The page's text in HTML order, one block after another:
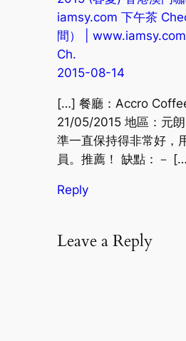
iamsy.com 下午茶
間） |
Ch.
2015-08-14
[…] 餐廳：Accro
21/05/2015 地區：元
準一直保持得非常好，
員。推薦！ 缺點：－
Reply
Leave a Reply